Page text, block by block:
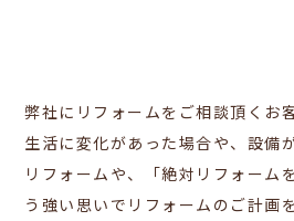
弊社にリフォームをご相談頂くお
生活に変化があった場合や、設備
リフォームや、「絶対リフォーム
う強い思いでリフォームのご計画